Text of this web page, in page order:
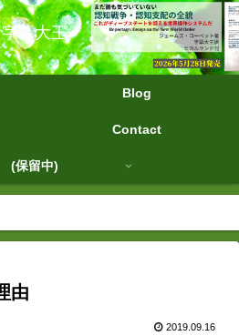
字幕大王
Blog
Contact
(保留中)
由
2019.09.16